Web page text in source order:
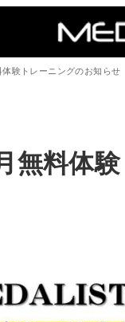
体験トレーニングのお知らせ
無料体